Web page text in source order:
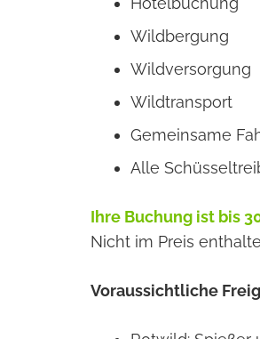
Wildbergung
Wildversorgung
Wildtransport
Gemeinsame
Alle
Ihre Buchung ist bis
Nicht im Preis
Voraussichtliche